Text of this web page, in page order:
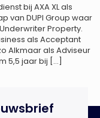
bij AXA XL als
van DUPI Group waar
Property.
als Acceptant
Alkmaar als Adviseur
5,5 jaar bij […]